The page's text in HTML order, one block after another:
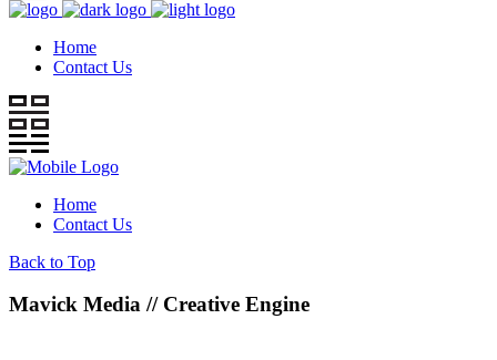
Home
Contact Us
Home
Contact Us
Back to Top
Mavick Media // Creative Engine